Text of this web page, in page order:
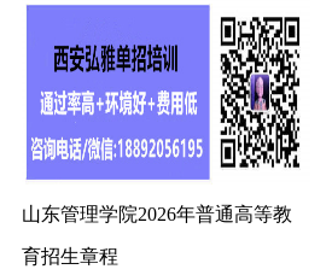
山东管理学院2026年普通高等教
育招生章程